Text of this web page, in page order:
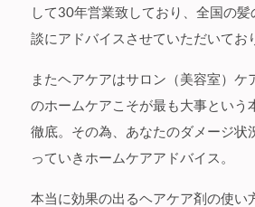
して30年営業致しており、全国の
談にアドバイスさせていただいてお
またヘアケアはサロン（美容室）ケ
のホームケアこそが最も大事という
徹底。その為、あなたのダメージ状
っていきホームケアアドバイス。
本当に効果の出るヘアケア剤の使い